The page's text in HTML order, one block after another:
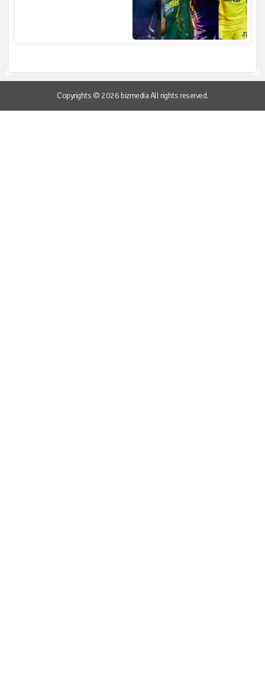
Copyrights © 2026 bizmedia All rights reserved.